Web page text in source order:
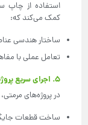
استفاده از چاپ
کمک می‌کند که:
ساختار هندسی
تعامل عملی با
5. اجرای سریع پروژه‌های مرمت در بافت‌های تاریخی
در پروژه‌های
ساخت قطعات